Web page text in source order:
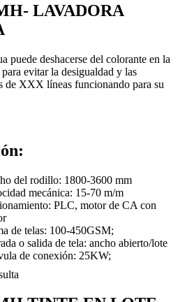
LAVADORA
puede deshacerse del colorante en la
evitar la desigualdad y las
de XXX líneas funcionando para su
del rodillo: 1800-3600 mm
mecánica: 15-70 m/m
PLC, motor de CA con
de telas: 100-450GSM;
o salida de tela: ancho abierto/lote
de conexión: 25KW;